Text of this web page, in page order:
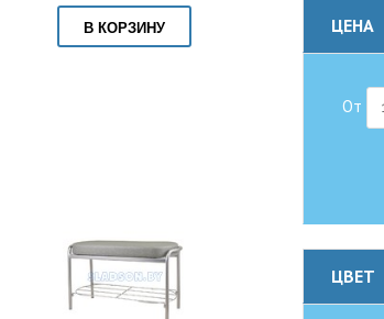
В КОРЗИНУ ЦЕНА
От
ЦВЕТ